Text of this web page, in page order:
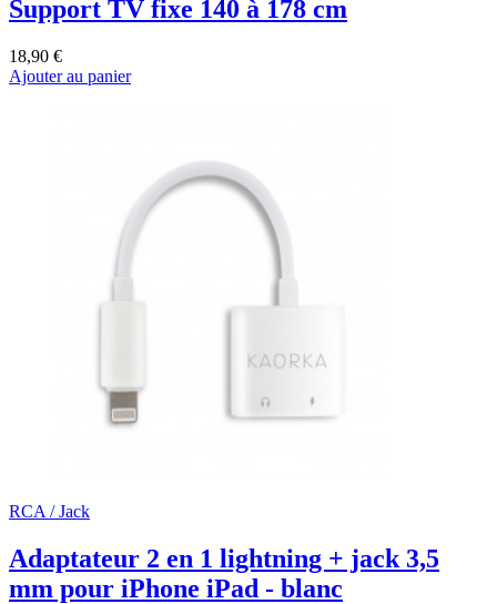
Support TV fixe 140 à 178 cm
18,90 €
Ajouter au panier
RCA / Jack
Adaptateur 2 en 1 lightning + jack 3,5
mm pour iPhone iPad - blanc